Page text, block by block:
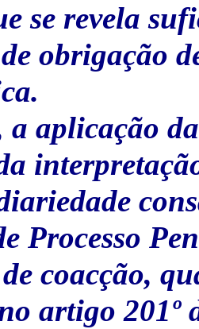
se revela
obrigação
a aplicação
Processo
coacção,
artigo 201º